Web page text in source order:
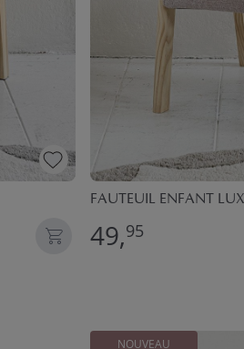
FAUTEUIL ENFANT
49,95
NOUVEAU